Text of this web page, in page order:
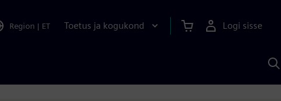
Region | ET Toetus ja kogukond Logi sisse